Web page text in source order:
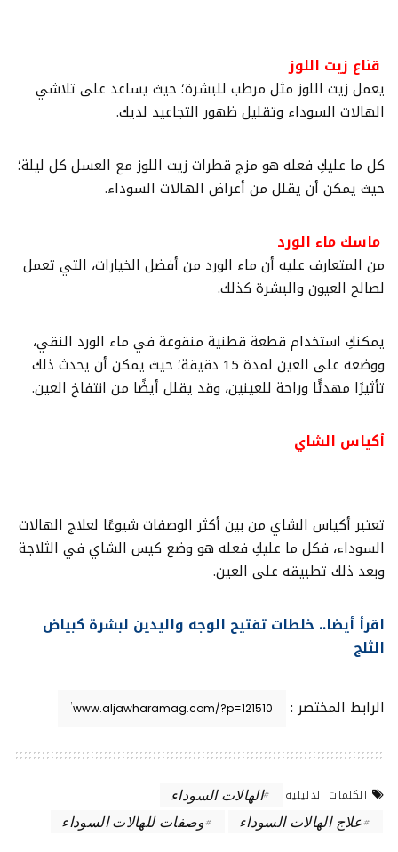
قناع زيت اللوز
يعمل زيت اللوز مثل مرطب للبشرة؛ حيث يساعد على تلاشي
الهالات السوداء وتقليل ظهور التجاعيد لديك.
كل ما عليكِ فعله هو مزج قطرات زيت اللوز مع العسل كل ليلة؛
حيث يمكن أن يقلل من أعراض الهالات السوداء.
ماسك ماء الورد
من المتعارف عليه أن ماء الورد من أفضل الخيارات، التي تعمل
لصالح العيون والبشرة كذلك.
يمكنكِ استخدام قطعة قطنية منقوعة في ماء الورد النقي،
ووضعه على العين لمدة 15 دقيقة؛ حيث يمكن أن يحدث ذلك
تأثيرًا مهدئًا وراحة للعينين، وقد يقلل أيضًا من انتفاخ العين.
أكياس الشاي
تعتبر أكياس الشاي من بين أكثر الوصفات شيوعًا لعلاج الهالات
السوداء، فكل ما عليكِ فعله هو وضع كيس الشاي في الثلاجة
وبعد ذلك تطبيقه على العين.
اقرأ أيضا.. خلطات تفتيح الوجه واليدين لبشرة كبياض
الثلج
الرابط المختصر :
الكلمات الدليلية
الهالات السوداء
علاج الهالات السوداء
وصفات للهالات السوداء